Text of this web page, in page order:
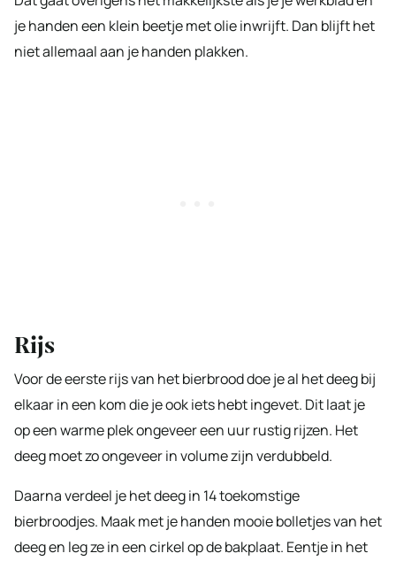
je handen een klein beetje met olie inwrijft. Dan blijft het
niet allemaal aan je handen plakken.
Rijs
Voor de eerste rijs van het bierbrood doe je al het deeg bij
elkaar in een kom die je ook iets hebt ingevet. Dit laat je
op een warme plek ongeveer een uur rustig rijzen. Het
deeg moet zo ongeveer in volume zijn verdubbeld.
Daarna verdeel je het deeg in 14 toekomstige
bierbroodjes. Maak met je handen mooie bolletjes van het
deeg en leg ze in een cirkel op de bakplaat. Eentje in het